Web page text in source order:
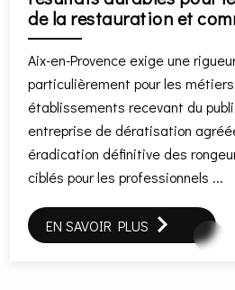
de la restauration et
Aix-en-Provence exige une
particulièrement pour les
établissements recevant du
entreprise de dératisation
éradication définitive des
ciblés pour les professionnels ...
EN SAVOIR PLUS